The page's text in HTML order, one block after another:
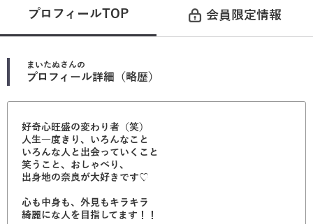
プロフィールTOP 会員限定情報
まいたぬさんの
プロフィール詳細（略歴）
好奇心旺盛の変わり者（笑）
人生一度きり、いろんなこと
いろんな人と出会っていくこと
笑うこと、おしゃべり、
出身地の奈良が大好きです♡
心も中身も、外見もキラキラ
綺麗にな人を目指してます！！